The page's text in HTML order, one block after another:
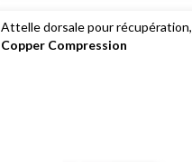
Attelle dorsale pour récupération,
Copper Compression